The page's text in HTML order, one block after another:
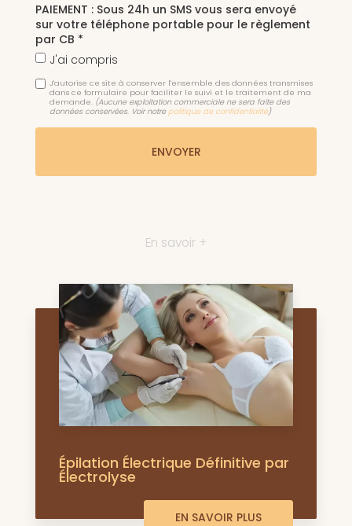
PAIEMENT : Sous 24h un SMS vous sera envoyé
sur votre téléphone portable pour le règlement
par CB *
J'ai compris
J'autorise ce site à conserver l'ensemble des données transmises
dans ce formulaire pour faciliter le suivi et le traitement de ma
demande. (Aucune exploitation commerciale ne sera faite des
données conservées. Voir notre politique de confidentialité)
En savoir +
Épilation Électrique Définitive par
Électrolyse
EN SAVOIR PLUS